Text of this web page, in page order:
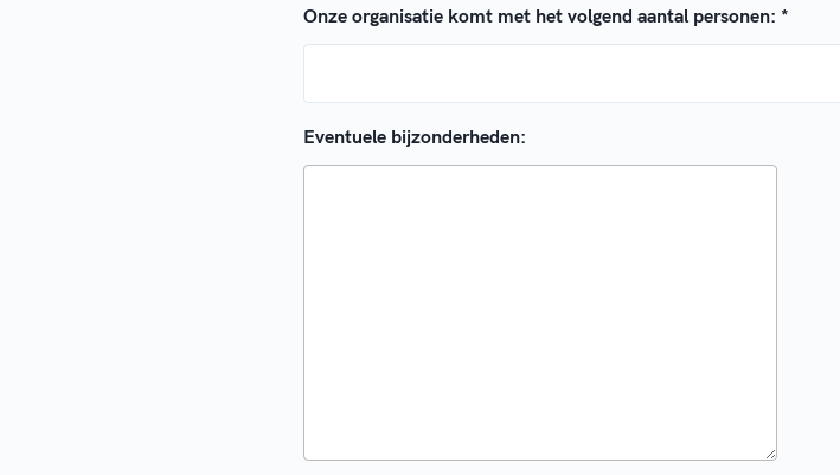
Onze organisatie komt met het volgend aantal personen: *
Eventuele bijzonderheden: